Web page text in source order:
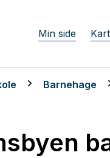
Min side Kart
Barnehage